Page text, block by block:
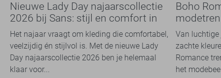
Nieuwe Lady Day najaarscollectie
2026 bij Sans: stijl en comfort in
travelkwaliteit
Het najaar vraagt om kleding die comfortabel,
veelzijdig én stijlvol is. Met de nieuwe Lady
Day najaarscollectie 2026 ben je helemaal
klaar voor...
Boho
overal
Van luchtige
zachte
Romance
het